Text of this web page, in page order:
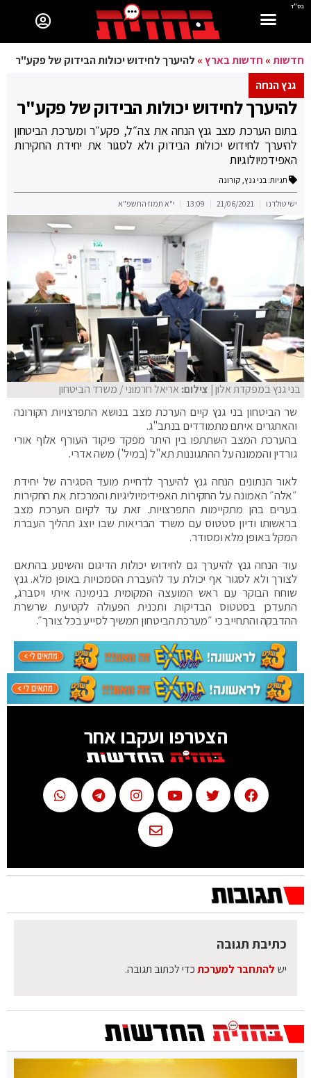
בס"ד
חדשות» חדשות בארץ» להיערך לחידוש יכולות הבידוק של פקע"ר
גנץ הנחה
להיערך לחידוש יכולות הבידוק של פקע"ר
בתום הערכת מצב גנץ הנחה את צה״ל, פקע״ר ומערכת הביטחון
להיערך לחידוש יכולות הבידוק ולא לסגור את יחידת החקירות
האפידמיולוגיות
תגיות: בני גנץ, קורונה
ישי טולדנו 21/06/2021
13:09 י"א תמוז התשפ"א
בני גנץ במפקדת אלון| צילום: אריאל חרמוני / משרד הביטחון
שר הביטחון בני גנץ קיים הערכת מצב בנושא התפרצויות הקורונה
והאתגרים איתם מתמודדים בנתב"ג.
בהערכת המצב השתתפו בין היתר מפקד פיקוד העורף אלוף אורי
גורדין והממונה על ההתגוננות תא"ל (במיל') משה אדרי.
לאור הנתונים הנחה גנץ להיערך לדחיית מועד הסגירה של יחידת
״אלה״ האמונה על החקירות האפידימיוליגיות והמרכזת את החקירות
בערים בהן מתקיימות התפרצויות. זאת עד לקיום הערכת מצב
בראשותו ודיון סטטוס עם משרד הבריאות שבו יוצג תהליך העברת
המקל באופן מלא ומסודר.
עוד הנחה גנץ להיערך גם לחידוש יכולות הדיגום והשינוע בהתאם
לצורך ולא לסגור אף יכולת עד להעברת הסמכויות באופן מלא. גנץ
שוחח הבוקר עם ראש המועצה המקומית בנימינה איתי ויסברג,
התעדכן בסטטוס הבדיקות ותכנית הפעולה לקטיעת שרשרת
ההדבקה והתחייב כי ״מערכת הביטחון תמשיך לסייע בכל צורך״.
הצטרפו ועקבו אחר
כתיבת תגובה
יש להתחבר למערכתכדי לכתוב תגובה.